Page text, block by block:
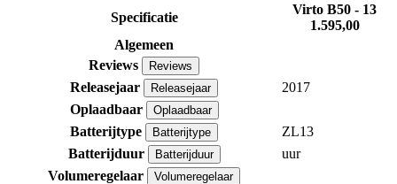
Specificatie
Virto B50 - 13
1.595,00
Algemeen
Reviews
Reviews
Releasejaar Releasejaar
2017
Oplaadbaar
Oplaadbaar
Batterijtype Batterijtype
ZL13
Batterijduur
Batterijduur
uur
Volumeregelaar
Volumeregelaar